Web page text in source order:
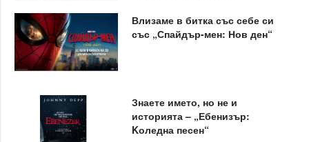
Влизаме в битка със себе си
със „Спайдър-мен: Нов ден“
Знаете името, но не и
историята – „Ебенизър:
Kоледна песен“